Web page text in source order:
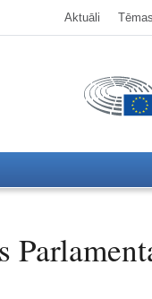
Aktuāli Tēmas